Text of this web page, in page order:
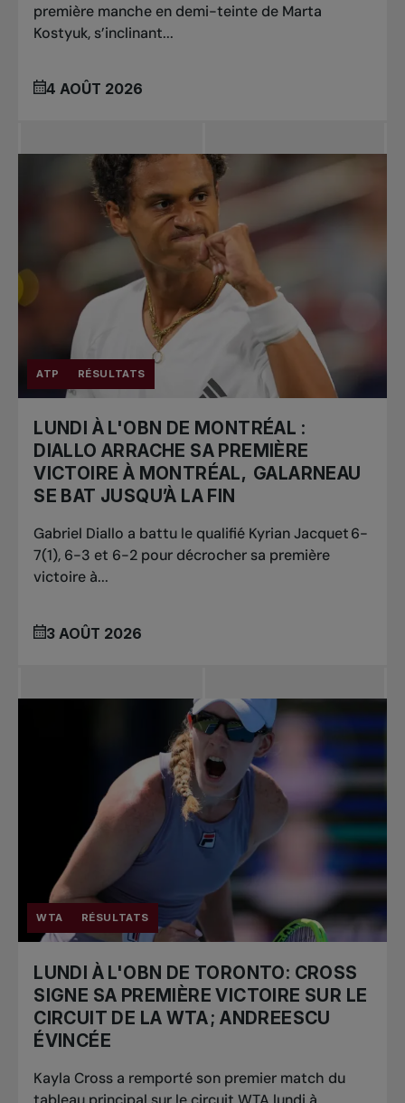
première manche en demi-teinte de Marta
Kostyuk, s’inclinant...
4 AOÛT 2026
ATP RÉSULTATS
LUNDI À L'OBN DE MONTRÉAL :
DIALLO ARRACHE SA PREMIÈRE
VICTOIRE À MONTRÉAL, GALARNEAU
SE BAT JUSQU’À LA FIN
Gabriel Diallo a battu le qualifié Kyrian Jacquet 6-
7(1), 6-3 et 6-2 pour décrocher sa première
victoire à...
3 AOÛT 2026
WTA RÉSULTATS
LUNDI À L'OBN DE TORONTO: CROSS
SIGNE SA PREMIÈRE VICTOIRE SUR LE
CIRCUIT DE LA WTA ; ANDREESCU
ÉVINCÉE
Kayla Cross a remporté son premier match du